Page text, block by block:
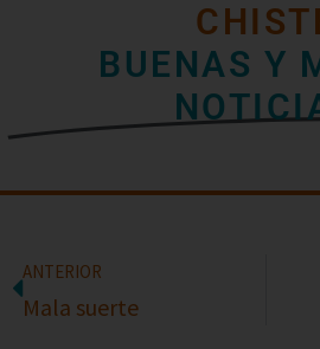
BUENAS Y
ANTERIOR
Mala suerte